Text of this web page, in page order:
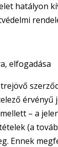
hatályon
elfogadása
érvényű
– a
(a
Ennek